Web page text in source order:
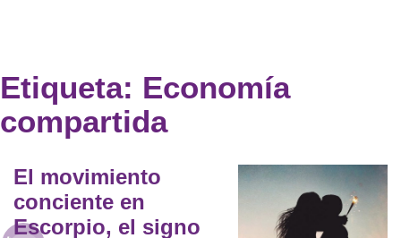
Etiqueta: Economía
compartida
El movimiento
conciente en
Escorpio, el signo